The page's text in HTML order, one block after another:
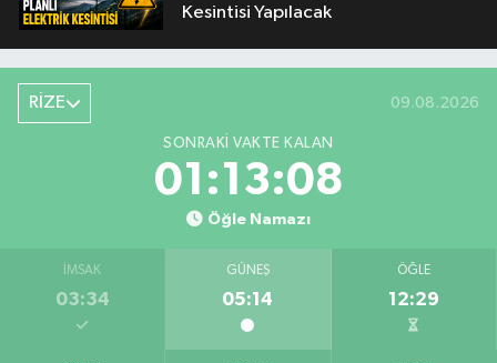
Kesintisi Yapılacak
RİZE 09.08.2026
SONRAKI VAKTE KALAN
01:13:08
Öğle Namazı
İMSAK
03:34
GÜNEŞ
05:14
ÖĞLE
12:29